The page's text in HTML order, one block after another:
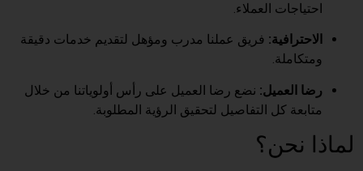
احتياجات العملاء.
الاحترافية: فريق عملنا مدرب ومؤهل لتقديم خدمات دقيقة
ومتكاملة.
رضا العميل: نضع رضا العميل على رأس أولوياتنا من خلال
متابعة كل التفاصيل لتحقيق الرؤية المطلوبة.
لماذا نحن؟